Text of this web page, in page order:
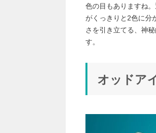
色の目もありますね
がくっきりと2色に分
さを引き立てる、神
す。
オッドア